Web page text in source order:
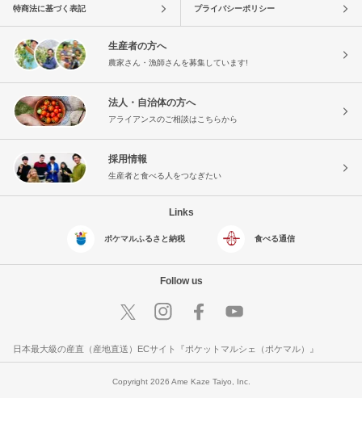
特商法に基づく表記 プライバシーポリシー
生産者の方へ
農家さん・漁師さんを募集しています!
法人・自治体の方へ
アライアンスのご相談はこちらから
採用情報
生産者と食べる人をつなぎたい
Links
ポケマルふるさと納税 食べる通信
Follow us
日本最大級の産直（産地直送）ECサイト『ポケットマルシェ（ポケマル）』
Copyright 2026 Ame Kaze Taiyo, Inc.